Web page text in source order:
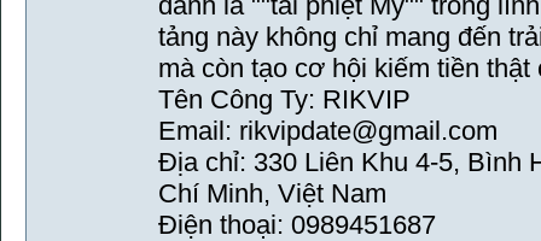
tảng này không chỉ mang đến
mà còn tạo cơ hội kiếm tiền
Tên Công Ty: RIKVIP
Email: rikvipdate@gmail.com
Địa chỉ: 330 Liên Khu 4-5, Bình
Chí Minh, Việt Nam
Điện thoại: 0989451687